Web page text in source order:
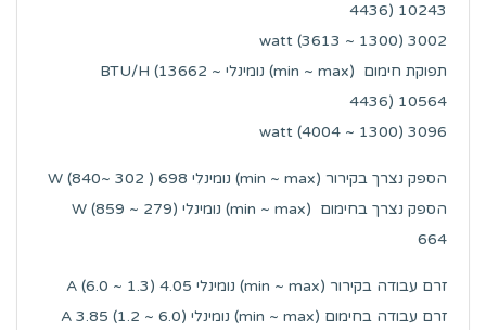
4436) 10243
watt (3613 ~ 1300) 3002
תפוקת חימום (min ~ max) נומינלי BTU/H (13662 ~
4436) 10564
watt (4004 ~ 1300) 3096
הספק נצרך בקירור (min ~ max) נומינלי W (840~ 302 ) 698
הספק נצרך בחימום (min ~ max) נומינלי W (859 ~ 279)
664
זרם עבודה בקירור (min ~ max) נומינלי A (6.0 ~ 1.3) 4.05
זרם עבודה בחימום (min ~ max) נומינלי (6.0 ~ 1.2) 3.85 A